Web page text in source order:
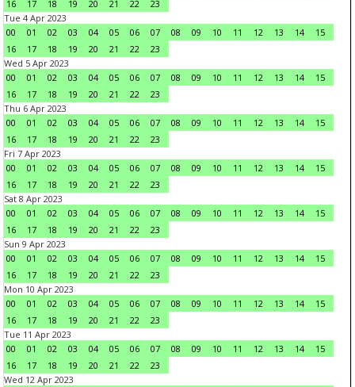
16
17 18 19 20 21 22
23
Tue 4 Apr 2023
00
01 02 03 04 05 06 07 08 09 10 11 12 13 14
15
16
17 18 19 20 21 22
23
Wed 5 Apr 2023
00
01 02 03 04 05 06 07 08 09 10 11 12 13 14
15
16
17 18 19 20 21 22
23
Thu 6 Apr 2023
00
01 02 03 04 05 06 07 08 09 10 11 12 13 14
15
16
17 18 19 20 21 22
23
Fri 7 Apr 2023
00
01 02 03 04 05 06 07 08 09 10 11 12 13 14
15
16
17 18 19 20 21 22
23
Sat 8 Apr 2023
00
01 02 03 04 05 06 07 08 09 10 11 12 13 14
15
16
17 18 19 20 21 22
23
Sun 9 Apr 2023
00
01 02 03 04 05 06 07 08 09 10 11 12 13 14
15
16
17 18 19 20 21 22
23
Mon 10 Apr 2023
00
01 02 03 04 05 06 07 08 09 10 11 12 13 14
15
16
17 18 19 20 21 22
23
Tue 11 Apr 2023
00
01 02 03 04 05 06 07 08 09 10 11 12 13 14
15
16
17 18 19 20 21 22
23
Wed 12 Apr 2023